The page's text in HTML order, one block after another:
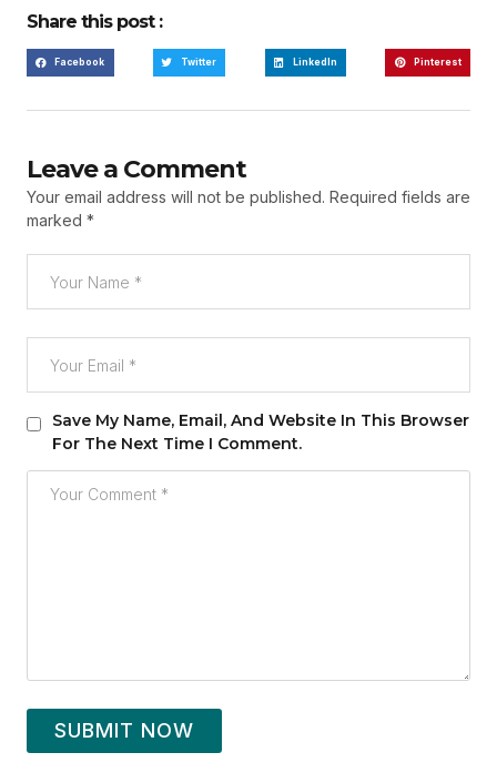
Share this post :
Facebook Twitter LinkedIn Pinterest
Leave a Comment
Your email address will not be published. Required fields are
marked *
Save My Name, Email, And Website In This Browser
For The Next Time I Comment.
SUBMIT NOW